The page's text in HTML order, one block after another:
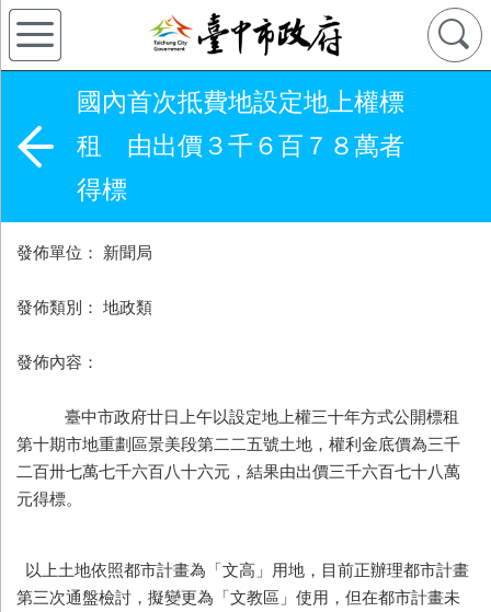
國內首次抵費地設定地上權標
租 由出價３千６百７８萬者
得標
發佈單位： 新聞局
發佈類別： 地政類
發佈內容：
臺中市政府廿日上午以設定地上權三十年方式公開標租
第十期市地重劃區景美段第二二五號土地，權利金底價為三千
二百卅七萬七千六百八十六元，結果由出價三千六百七十八萬
元得標。
以上土地依照都市計畫為「文高」用地，目前正辦理都市計畫
第三次通盤檢討，擬變更為「文教區」使用，但在都市計畫未